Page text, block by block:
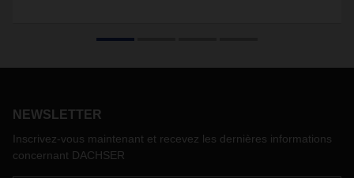
NEWSLETTER
Inscrivez-vous maintenant et recevez les dernières informations
concernant DACHSER